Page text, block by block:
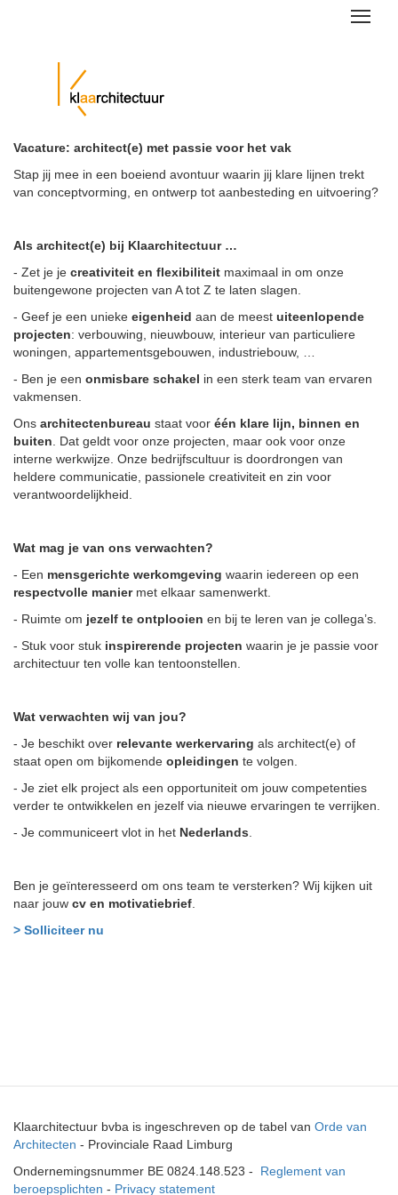
Toggle
Vacature: architect(e) met passie voor het vak
Stap jij mee in een boeiend avontuur waarin jij klare lijnen trekt
van conceptvorming, en ontwerp tot aanbesteding en uitvoering?
Als architect(e) bij Klaarchitectuur …
- Zet je je creativiteit en flexibiliteit maximaal in om onze
buitengewone projecten van A tot Z te laten slagen.
- Geef je een unieke eigenheid aan de meest uiteenlopende
projecten: verbouwing, nieuwbouw, interieur van particuliere
woningen, appartementsgebouwen, industriebouw, …
- Ben je een onmisbare schakel in een sterk team van ervaren
vakmensen.
Ons architectenbureau staat voor één klare lijn, binnen en
buiten . Dat geldt voor onze projecten, maar ook voor onze
interne werkwijze. Onze bedrijfscultuur is doordrongen van
heldere communicatie, passionele creativiteit en zin voor
verantwoordelijkheid.
Wat mag je van ons verwachten?
- Een mensgerichte werkomgeving waarin iedereen op een
respectvolle maniermet elkaar samenwerkt.
- Ruimte om jezelf te ontplooien en bij te leren van je collega’s.
- Stuk voor stuk inspirerende projecten waarin je je passie voor
architectuur ten volle kan tentoonstellen.
Wat verwachten wij van jou?
- Je beschikt over relevante werkervaring als architect(e) of
staat open om bijkomende opleidingen te volgen.
- Je ziet elk project als een opportuniteit om jouw competenties
verder te ontwikkelen en jezelf via nieuwe ervaringen te verrijken.
- Je communiceert vlot in het Nederlands
Ben je geïnteresseerd om ons team te versterken? Wij kijken uit
naar jouw cv en motivatiebrief
> Solliciteer nu
Klaarchitectuur bvba is ingeschreven op de tabel van Orde van
Architecten - Provinciale Raad Limburg
Ondernemingsnummer BE 0824.148.523 - Reglement van
beroepsplichten - Privacy statement